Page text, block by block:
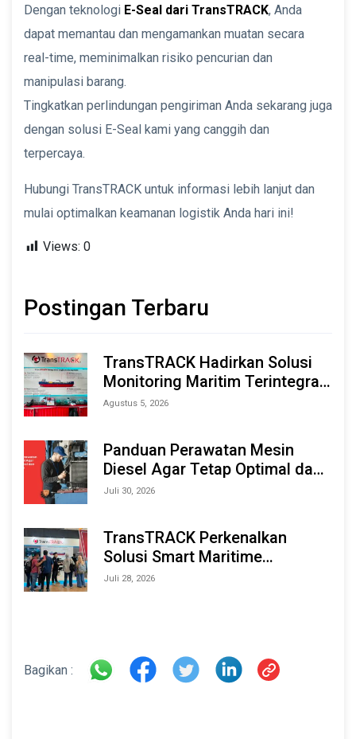
Dengan teknologi E-Seal dari TransTRACK, Anda
dapat memantau dan mengamankan muatan secara
real-time, meminimalkan risiko pencurian dan
manipulasi barang.
Tingkatkan perlindungan pengiriman Anda sekarang juga
dengan solusi E-Seal kami yang canggih dan
terpercaya.
Hubungi TransTRACK untuk informasi lebih lanjut dan
mulai optimalkan keamanan logistik Anda hari ini!
Views: 0
Postingan Terbaru
TransTRACK Hadirkan Solusi
Monitoring Maritim Terintegrasi
Berbasis AI & IoT di Indonesia
Agustus 5, 2026
Panduan Perawatan Mesin
Diesel Agar Tetap Optimal dan
Tahan Lama
Juli 30, 2026
TransTRACK Perkenalkan
Solusi Smart Maritime
Monitoring Berbasis AI dan IoT
Juli 28, 2026
Bagikan :